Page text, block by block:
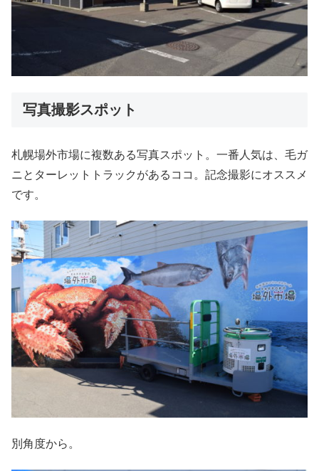
写真撮影スポット
札幌場外市場に複数ある写真スポット。一番人気は、毛ガ
ニとターレットトラックがあるココ。記念撮影にオススメ
です。
別角度から。